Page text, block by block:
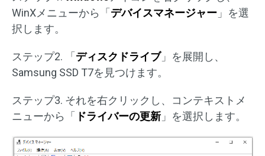
WinXメニューから「 デバイスマネージャー 」を選
択します。
ステップ2. 「 ディスクドライブ」を展開し、
Samsung SSD T7を見つけます。
ステップ3. それを右クリックし、コンテキストメ
ニューから「 ドライバーの更新 」を選択します。